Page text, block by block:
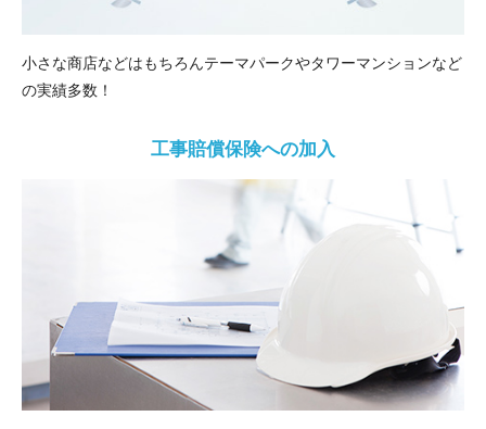
小さな商店などはもちろんテーマパークやタワーマンションなど
の実績多数！
工事賠償保険への加入